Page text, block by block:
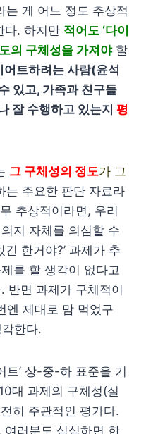
는 게 어느 정도 추상적
다. 하지만 적어도 ‘다이
의 구체성을 가져야할
트하려는 사람(윤석
있고, 가족과 친구들
잘 수행하고 있는지 평
그 구체성의 정도가 그
는 주요한 판단 자료라
추상적이라면, 우리
지 자체를 의심할 수
한거야?’ 과제가 추
를 할 생각이 없다고
반면 과제가 구체적이
엔 제대로 맘 먹었구
한다.
트’ 상-중-하 표준을 기
대 과제의 구체성(실
히 주관적인 평가다.
러분도 심심하면 한